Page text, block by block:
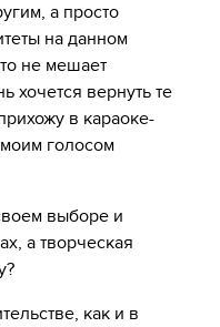
а просто
на данном
не мешает
хочется вернуть те
в караоке-
голосом
выборе и
а творческая
как и в